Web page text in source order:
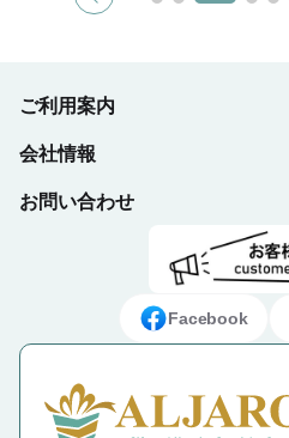
にも持ちやすいデザインです。
【福山レザーとは】
福山市の歴史ある伝統産業の中に革工
トです。
り入れ、福山で作る正真正銘「メイド
イン福山」のレザースタジオサードオ
備後絣(びんごかすり)でも使用されて
いる藍染、独特のムラ感やシワは、職
ているからこそ、ひとつとして同じも
のがない、そんな福山レザーをお楽し
レザースタジオサードについて
ご利用案内
はじめての方へ
ご注文の流れ
デザイン入稿データについて
ギフト・ノベルティ納入事例
会社情報
会社概要
プライバシーポリシー
特定商取引法に基づく表示
お問い合わせ
お問い合わせフォームFacebook